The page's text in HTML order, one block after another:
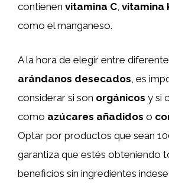
contienen vitamina C, vitamina
como el manganeso.
A la hora de elegir entre
arándanos desecados , es
considerar si son orgánicos y si
como azúcares añadidos o
Optar por productos que sean
garantiza que estés obteniendo
beneficios sin ingredientes